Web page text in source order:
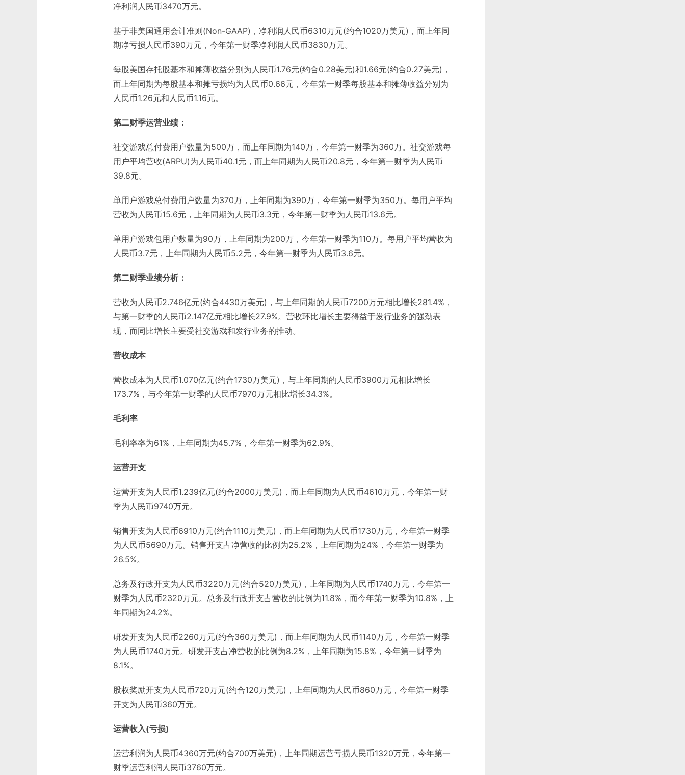
净利润人民币3470万元。
基于非美国通用会计准则(Non-GAAP)，净利润人民币6310万元(约合1020万美元)，而上年同
期净亏损人民币390万元，今年第一财季净利润人民币3830万元。
每股美国存托股基本和摊薄收益分别为人民币1.76元(约合0.28美元)和1.66元(约合0.27美元)，
而上年同期为每股基本和摊亏损均为人民币0.66元，今年第一财季每股基本和摊薄收益分别为
人民币1.26元和人民币1.16元。
第二财季运营业绩：
社交游戏总付费用户数量为500万，而上年同期为140万，今年第一财季为360万。社交游戏每
用户平均营收(ARPU)为人民币40.1元，而上年同期为人民币20.8元，今年第一财季为人民币
39.8元。
单用户游戏总付费用户数量为370万，上年同期为390万，今年第一财季为350万。每用户平均
营收为人民币15.6元，上年同期为人民币3.3元，今年第一财季为人民币13.6元。
单用户游戏包用户数量为90万，上年同期为200万，今年第一财季为110万。每用户平均营收为
人民币3.7元，上年同期为人民币5.2元，今年第一财季为人民币3.6元。
第二财季业绩分析：
营收为人民币2.746亿元(约合4430万美元)，与上年同期的人民币7200万元相比增长281.4%，
与第一财季的人民币2.147亿元相比增长27.9%。营收环比增长主要得益于发行业务的强劲表
现，而同比增长主要受社交游戏和发行业务的推动。
营收成本
营收成本为人民币1.070亿元(约合1730万美元)，与上年同期的人民币3900万元相比增长
173.7%，与今年第一财季的人民币7970万元相比增长34.3%。
毛利率
毛利率率为61%，上年同期为45.7%，今年第一财季为62.9%。
运营开支
运营开支为人民币1.239亿元(约合2000万美元)，而上年同期为人民币4610万元，今年第一财
季为人民币9740万元。
销售开支为人民币6910万元(约合1110万美元)，而上年同期为人民币1730万元，今年第一财季
为人民币5690万元。销售开支占净营收的比例为25.2%，上年同期为24%，今年第一财季为
26.5%。
总务及行政开支为人民币3220万元(约合520万美元)，上年同期为人民币1740万元，今年第一
财季为人民币2320万元。总务及行政开支占营收的比例为11.8%，而今年第一财季为10.8%，上
年同期为24.2%。
研发开支为人民币2260万元(约合360万美元)，而上年同期为人民币1140万元，今年第一财季
为人民币1740万元。研发开支占净营收的比例为8.2%，上年同期为15.8%，今年第一财季为
8.1%。
股权奖励开支为人民币720万元(约合120万美元)，上年同期为人民币860万元，今年第一财季
开支为人民币360万元。
运营收入(亏损)
运营利润为人民币4360万元(约合700万美元)，上年同期运营亏损人民币1320万元，今年第一
财季运营利润人民币3760万元。